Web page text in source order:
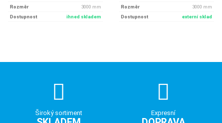
Rozměr
3000 mm
Dostupnost
ihned skladem
Rozměr
3000 mm
Dostupnost
externí sklad
Široký sortiment Expresní